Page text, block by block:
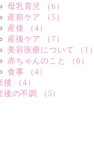
母乳育児 （6）
産前ケア （5）
産後 （4）
産後ケア （7）
美容医療について （1）
赤ちゃんのこと （6）
食事 （4）
後 （4）
後の不調 （5）